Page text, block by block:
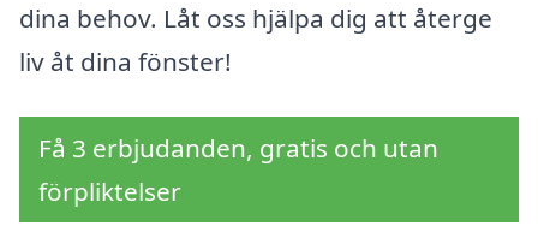
dina behov. Låt oss hjälpa dig att återge
liv åt dina fönster!
Få 3 erbjudanden, gratis och utan
förpliktelser